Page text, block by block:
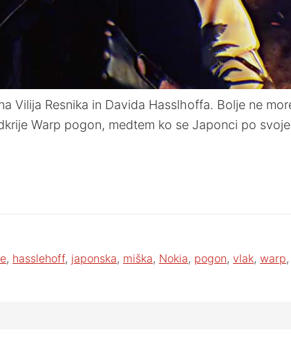
Vilija Resnika in Davida Hasslhoffa. Bolje ne
Warp pogon, medtem ko se Japonci po
, hasslehoff, japonska, miška, Nokia, pogon, vlak, warp,